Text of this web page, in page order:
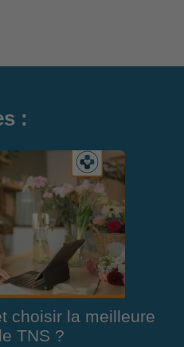
:
choisir la meilleure
TNS ?